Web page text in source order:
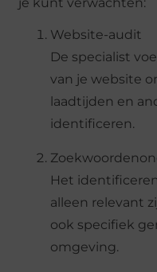
Website-audit
De specialist
van je website
laadtijden en
identificeren.
Het
alleen relevant
ook specifiek
omgeving.